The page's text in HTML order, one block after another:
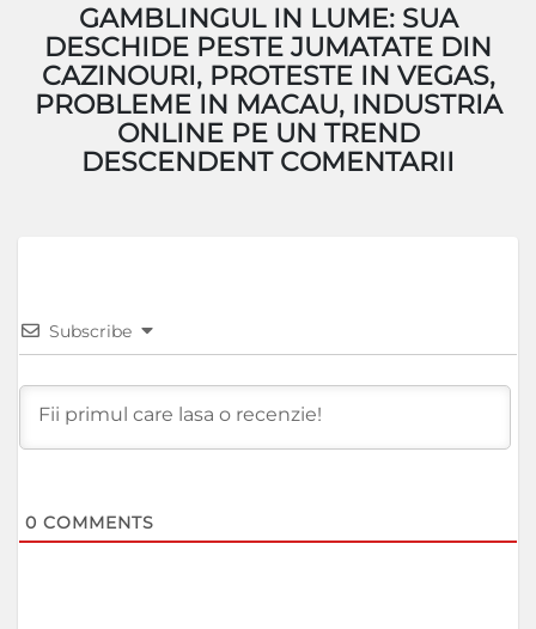
GAMBLINGUL IN LUME: SUA
DESCHIDE PESTE JUMATATE DIN
CAZINOURI, PROTESTE IN VEGAS,
PROBLEME IN MACAU, INDUSTRIA
ONLINE PE UN TREND
DESCENDENT COMENTARII
Subscribe
0 COMMENTS